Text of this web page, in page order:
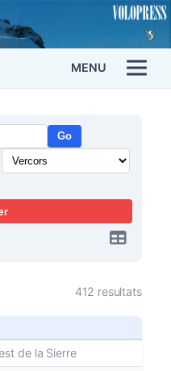
MENU
Go
412 resultats
de la Sierre